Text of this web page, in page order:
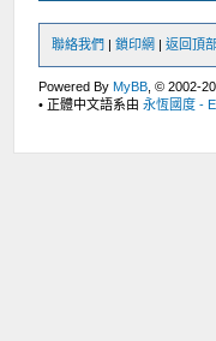
聯絡我們 |鎖印網 |返回頂
Powered ByMyBB , © 2002-
• 正體中文語系由永恆國度 -